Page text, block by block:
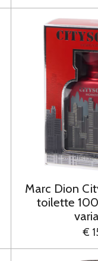
Marc Dion
toilette
€